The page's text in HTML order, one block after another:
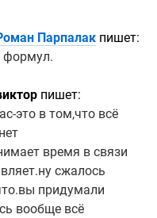
Парпалак пишет:
формул.
пишет:
это в том,что всё
время в связи
сжалось
придумали
вообще всё